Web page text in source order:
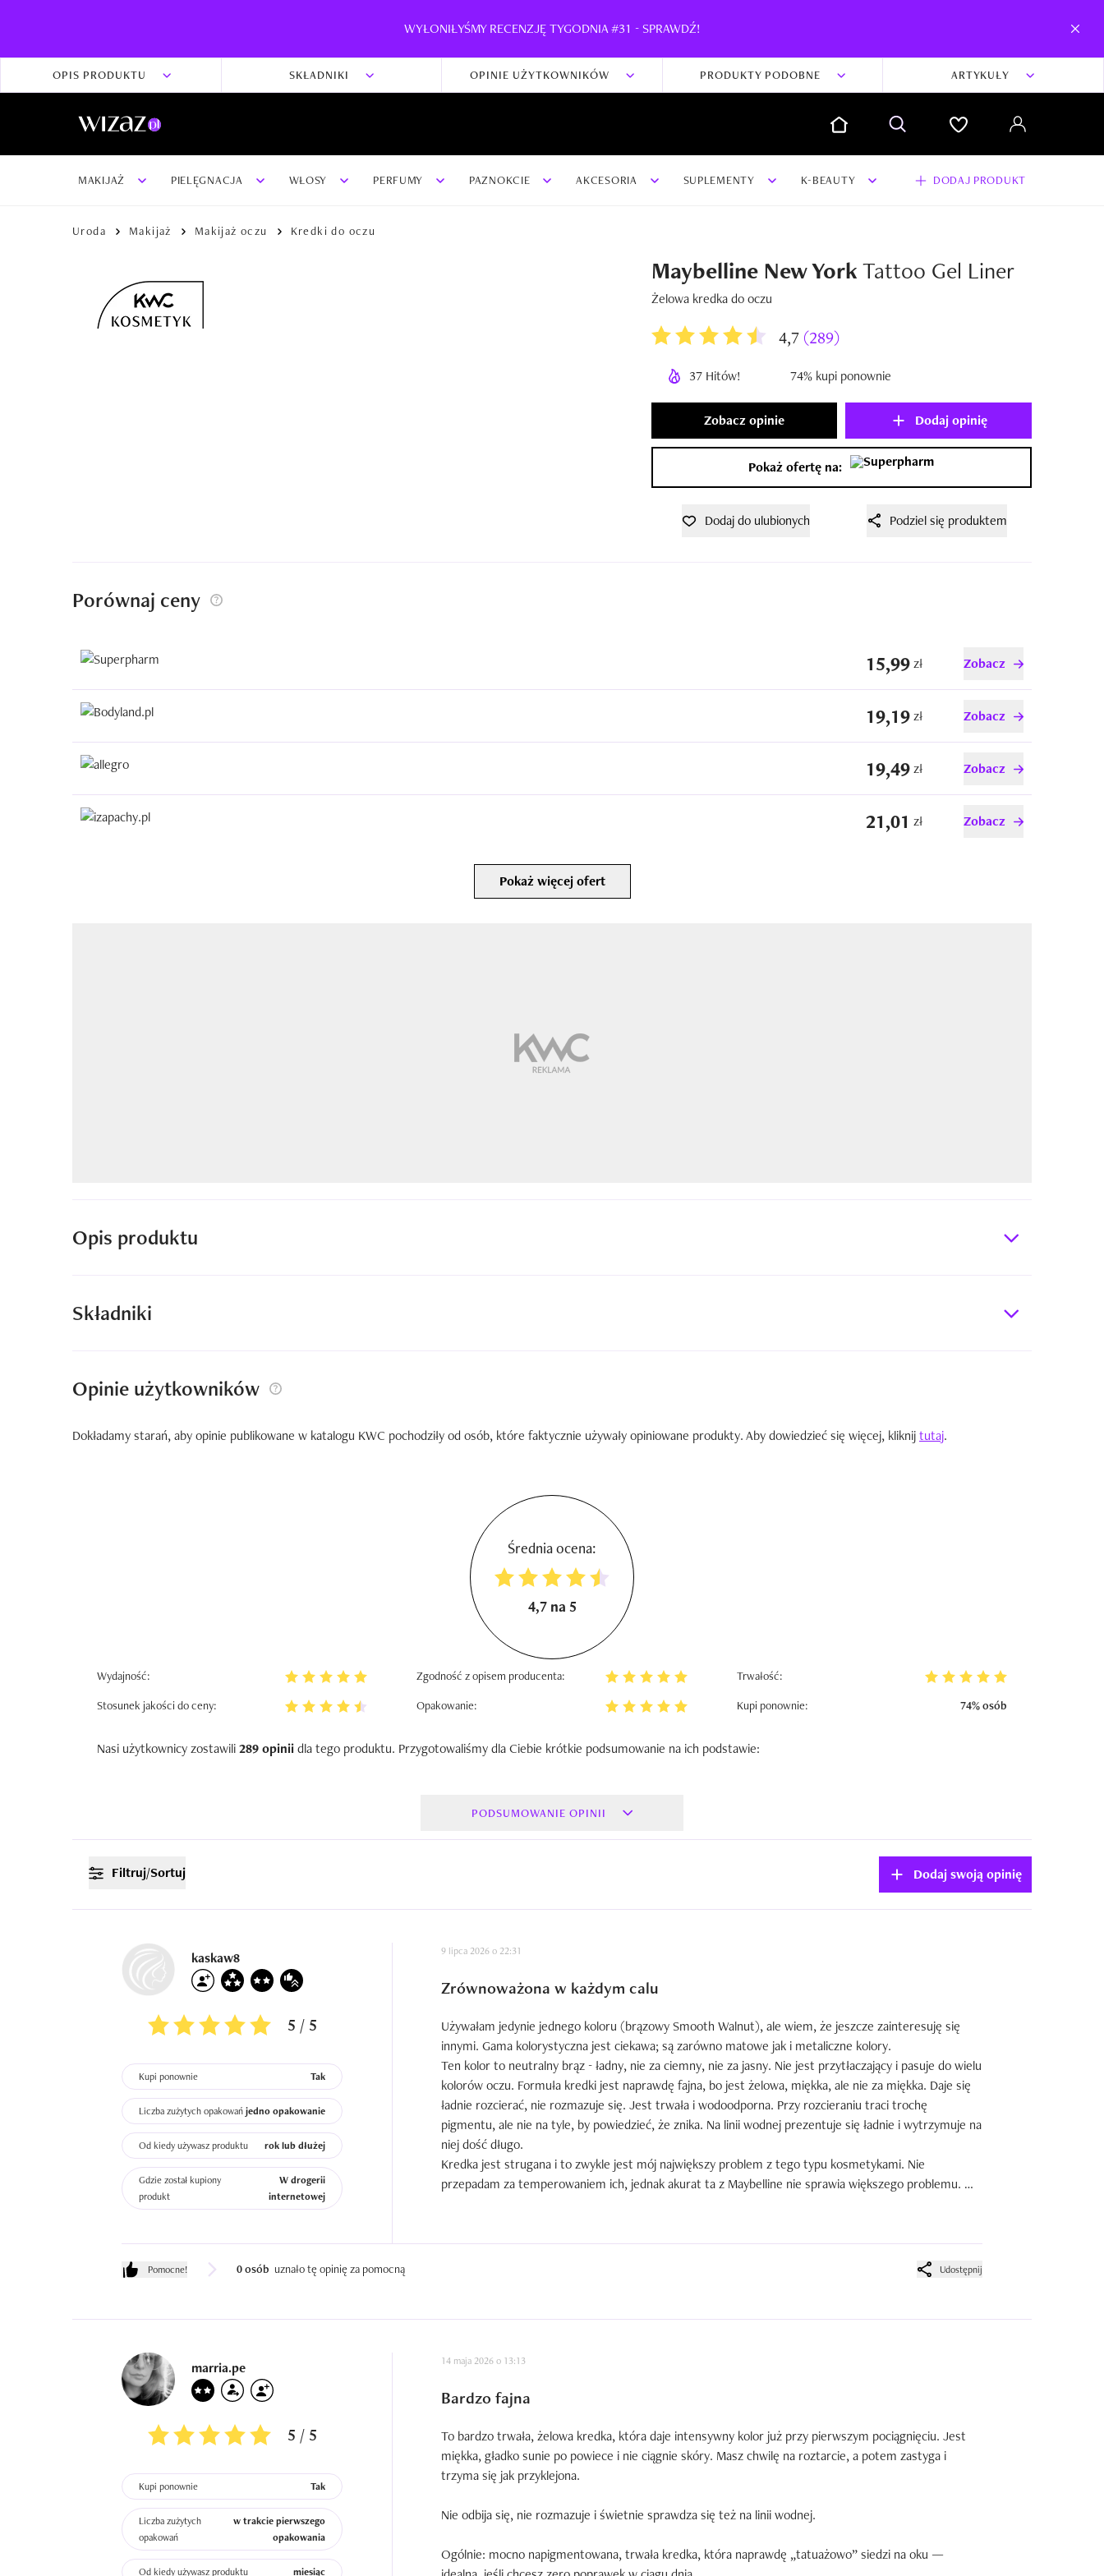
WYŁONIŁYŚMY RECENZJĘ TYGODNIA #31 - SPRAWDŹ!
OPIS PRODUKTU SKŁADNIKI OPINIE UŻYTKOWNIKÓW PRODUKTY PODOBNE ARTYKUŁY
MAKIJAŻ PIELĘGNACJA WŁOSY PERFUMY PAZNOKCIE AKCESORIA SUPLEMENTY K-BEAUTY DODAJ PRODUKT
Uroda Makijaż Makijaż oczu Kredki do oczu
Maybelline New YorkTattoo Gel Liner
Żelowa kredka do oczu
4,7(289)
37 Hitów! 74% kupi ponownie
Zobacz opinie Dodaj opinię
Pokaż ofertę na:
Dodaj do ulubionych Podziel się produktem
Porównaj ceny
15,99zł Zobacz
19,19zł Zobacz
19,49zł Zobacz
21,01 zł Zobacz
Pokaż więcej ofert
Opis produktu
Składniki
Opinie użytkowników
Dokładamy starań, aby opinie publikowane w katalogu KWC pochodziły od osób, które faktycznie używały opiniowane produkty. Aby dowiedzieć się więcej, kliknijtutaj.
Średnia ocena:
4,7 na 5
Wydajność: Zgodność z opisem producenta:
Trwałość:
Stosunek jakości do ceny:
Opakowanie: Kupi ponownie: 74% osób
Nasi użytkownicy zostawili289 opiniidla tego produktu. Przygotowaliśmy dla Ciebie krótkie podsumowanie na ich podstawie:
PODSUMOWANIE OPINII
Dodaj swoją opinię
Filtruj/Sortuj
kaskaw8
5 / 5
Kupi ponownie Tak
Liczba zużytych opakowań jedno opakowanie
Od kiedy używasz produktu rok lub dłużej
Gdzie został kupiony
produkt
W drogerii
internetowej
9 lipca 2026 o 22:31
Zrównoważona w każdym calu
Używałam jedynie jednego koloru (brązowy Smooth Walnut), ale wiem, że jeszcze zainteresuję się
innymi. Gama kolorystyczna jest ciekawa; są zarówno matowe jak i metaliczne kolory.
Ten kolor to neutralny brąz - ładny, nie za ciemny, nie za jasny. Nie jest przytłaczający i pasuje do wielu
kolorów oczu. Formuła kredki jest naprawdę fajna, bo jest żelowa, miękka, ale nie za miękka. Daje się
ładnie rozcierać, nie rozmazuje się. Jest trwała i wodoodporna. Przy rozcieraniu traci trochę
pigmentu, ale nie na tyle, by powiedzieć, że znika. Na linii wodnej prezentuje się ładnie i wytrzymuje na
niej dość długo.
Kredka jest strugana i to zwykle jest mój największy problem z tego typu kosmetykami. Nie
przepadam za temperowaniem ich, jednak akurat ta z Maybelline nie sprawia większego problemu.
Pomocne! 0 osób uznało tę opinię za pomocną Udostępnij
marria.pe
5 / 5
Kupi ponownie Tak
Liczba zużytych
opakowań
w trakcie pierwszego
opakowania
Od kiedy używasz produktu miesiąc
14 maja 2026 o 13:13
Bardzo fajna
To bardzo trwała, żelowa kredka, która daje intensywny kolor już przy pierwszym pociągnięciu. Jest
miękka, gładko sunie po powiece i nie ciągnie skóry. Masz chwilę na roztarcie, a potem zastyga i
trzyma się jak przyklejona.
Nie odbija się, nie rozmazuje i świetnie sprawdza się też na linii wodnej.
Ogólnie: mocno napigmentowana, trwała kredka, która naprawdę „tatuażowo” siedzi na oku —